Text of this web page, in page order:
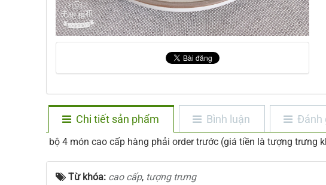
Chi tiết sản phẩm Bình luận Đánh
bộ 4 món cao cấp hàng phải order trước (giá tiền là tượng trưng
Từ khóa: cao cấp, tượng trưng